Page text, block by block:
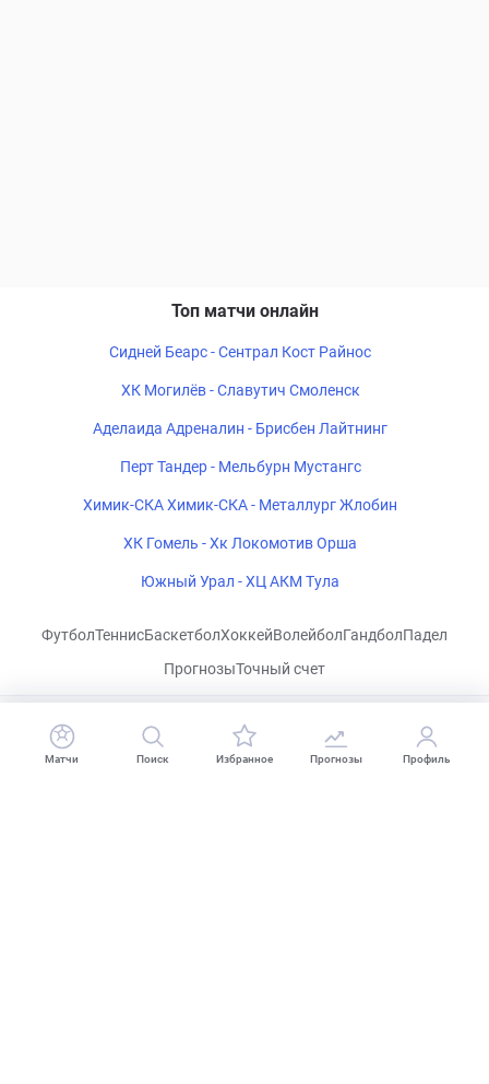
Топ матчи онлайн
Сидней Беарс - Сентрал Кост Райнос
ХК Могилёв - Славутич Смоленск
Аделаида Адреналин - Брисбен Лайтнинг
Перт Тандер - Мельбурн Мустангс
Химик-СКА Химик-СКА - Металлург Жлобин
ХК Гомель - Хк Локомотив Орша
Южный Урал - ХЦ АКМ Тула
ФутболТеннисБаскетболХоккейВолейболГандболПадел
ПрогнозыТочный счет
CHECKLIVE
Матчи Поиск Избранное Прогнозы Профиль